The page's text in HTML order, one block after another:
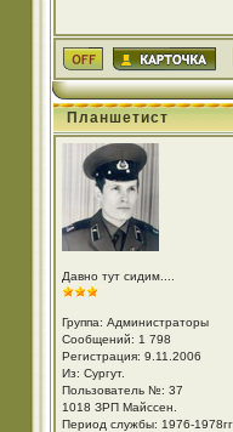
Планшетист
Давно тут сидим....
Группа: Администраторы
Сообщений: 1 798
Регистрация: 9.11.2006
Из: Cургут.
Пользователь №: 37
1018 ЗРП Майссен.
Период службы: 1976-1978гг